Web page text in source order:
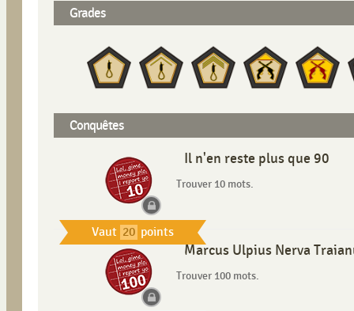
Grades
Conquêtes
Vaut 20 points
Il n'en reste plus que 90
Trouver 10 mots.
Marcus Ulpius Nerva
Trouver 100 mots.